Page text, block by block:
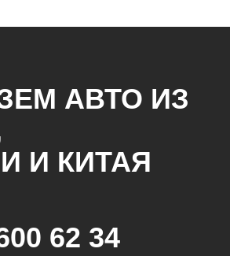
АВТО ИЗ
И КИТАЯ
62 34